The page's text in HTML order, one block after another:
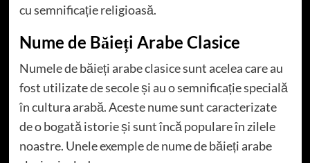
cu semnificație religioasă.
Nume de Băieți Arabe Clasice
Numele de băieți arabe clasice sunt acelea care au
fost utilizate de secole și au o semnificație specială
în cultura arabă. Aceste nume sunt caracterizate
de o bogată istorie și sunt încă populare în zilele
noastre. Unele exemple de nume de băieți arabe